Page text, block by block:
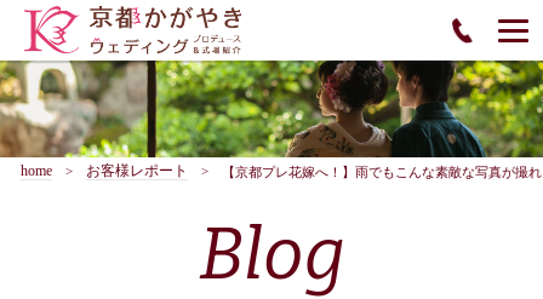
home お客様レポート 【京都プレ花嫁へ！】雨でもこんな素敵な写真が撮
Blog